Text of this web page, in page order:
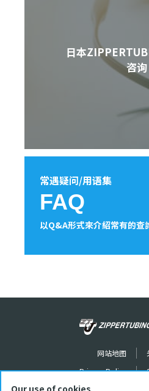
日本
咨询
常遇疑问/用语集
FAQ
以Q&A形式來介紹常有的查
网站地图
Privacy Policy
Our use of cookies